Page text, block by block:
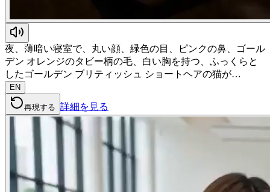
夜、薄暗い寝室で、丸い顔、緑色の目、ピンクの鼻、ゴール
デン オレンジのタビー柄の毛、白い胸を持つ、ふっくらと
したゴールデン ブリティッシュ ショートヘアの猫が…
EN
再現する 詳細を見る